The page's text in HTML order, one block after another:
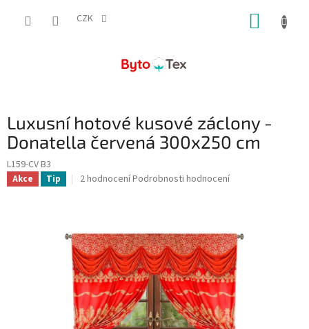
CZK
Luxusní hotové kusové záclony -
Donatella červená 300x250 cm
L159-CV B3
Akce Tip
Průměrné
5,0
z
5
hvězdiček.
2 hodnoceníPodrobnosti hodnocení